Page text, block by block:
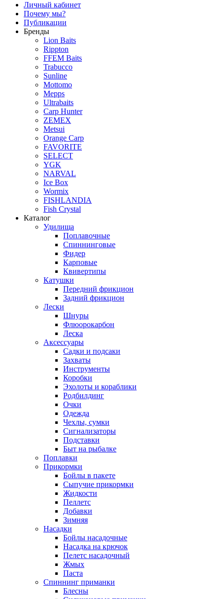
Личный кабинет
Почему мы?
Публикации
Бренды
Lion Baits
Rippton
FFEM Baits
Trabucco
Sunline
Mottomo
Mepps
Ultrabaits
Carp Hunter
ZEMEX
Metsui
Orange Carp
FAVORITE
SELECT
YGK
NARVAL
Ice Box
Wormix
FISHLANDIA
Fish Crystal
Каталог
Удилища
Поплавочные
Спиннинговые
Фидер
Карповые
Квивертипы
Катушки
Передний фрикцион
Задний фрикцион
Лески
Шнуры
Флюорокарбон
Леска
Аксессуары
Садки и подсаки
Захваты
Инструменты
Коробки
Эхолоты и кораблики
Родбилдинг
Очки
Одежда
Чехлы, сумки
Сигнализаторы
Подставки
Быт на рыбалке
Поплавки
Прикормки
Бойлы в пакете
Сыпучие прикормки
Жидкости
Пеллетс
Добавки
Зимняя
Насадки
Бойлы насадочные
Насадка на крючок
Пелетс насадочный
Жмых
Паста
Спиннинг приманки
Блесны